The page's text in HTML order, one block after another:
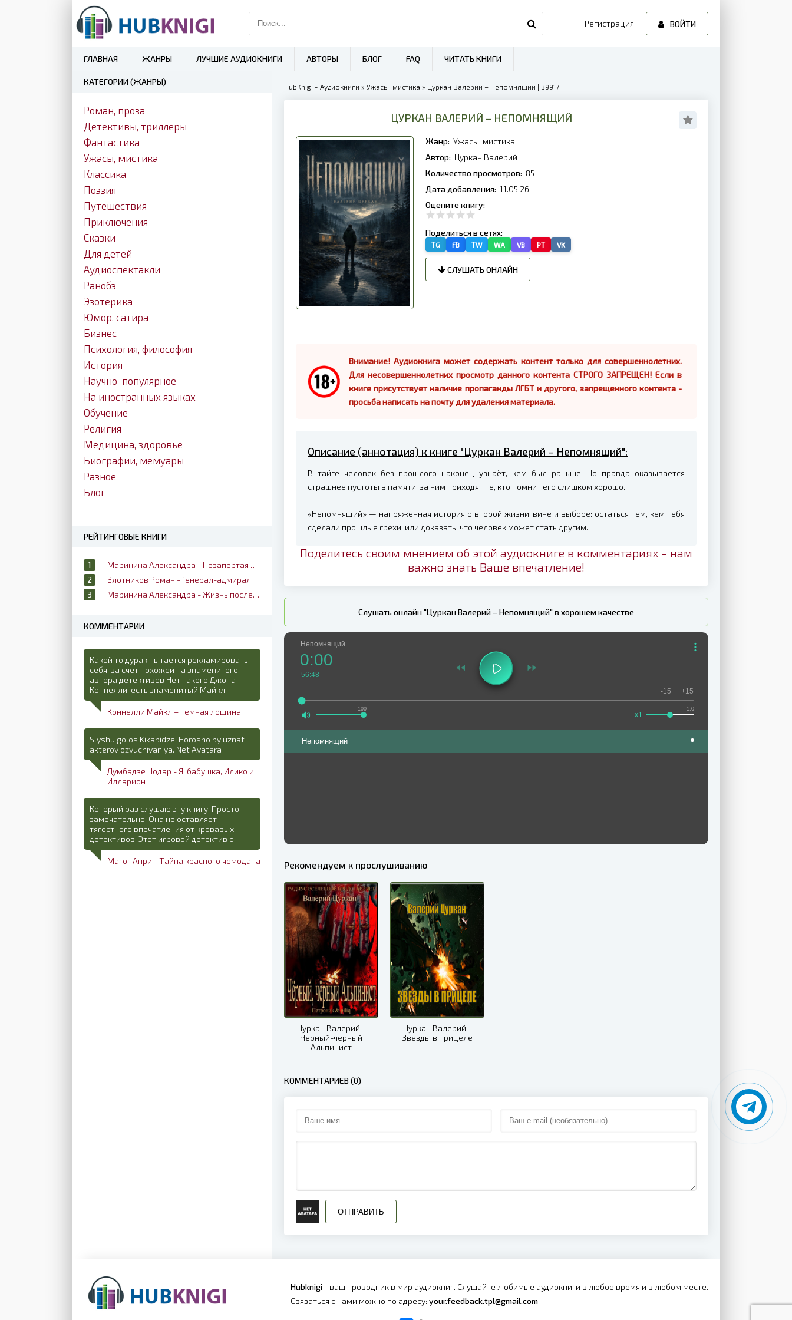
Регистрация ВОЙТИ
ГЛАВНАЯ ЖАНРЫ ЛУЧШИЕ АУДИОКНИГИ АВТОРЫ БЛОГ FAQ ЧИТАТЬ КНИГИ
HubKnigi - Аудиокниги » Ужасы, мистика » Цуркан Валерий – Непомнящий | 39917
ЦУРКАН ВАЛЕРИЙ – НЕПОМНЯЩИЙ
Жанр: Ужасы, мистика
Автор: Цуркан Валерий
Количество просмотров: 85
Дата добавления: 11.05.26
Оцените книгу:
Поделиться в сетях:
TG FB TW WA VB PT VK
СЛУШАТЬ ОНЛАЙН
Внимание! Аудиокнига может содержать контент только для совершеннолетних.
Для несовершеннолетних просмотр данного контента СТРОГО ЗАПРЕЩЕН! Если в
книге присутствует наличие пропаганды ЛГБТ и другого, запрещенного контента -
просьба написать на почту для удаления материала.
Описание (аннотация) к книге "Цуркан Валерий – Непомнящий":
В тайге человек без прошлого наконец узнаёт, кем был раньше. Но правда оказывается
страшнее пустоты в памяти: за ним приходят те, кто помнит его слишком хорошо.
«Непомнящий» — напряжённая история о второй жизни, вине и выборе: остаться тем, кем тебя
сделали прошлые грехи, или доказать, что человек может стать другим.
Поделитесь своим мнением об этой аудиокниге в комментариях - нам
важно знать Ваше впечатление!
Слушать онлайн "Цуркан Валерий – Непомнящий" в хорошем качестве
Непомнящий
100
0:00
56:48
1.0
x1
-15 +15
Непомнящий
Рекомендуем к прослушиванию
Цуркан Валерий -
Чёрный-чёрный
Альпинист
Цуркан Валерий -
Звёзды в прицеле
КОММЕНТАРИЕВ (0)
ОТПРАВИТЬ
КАТЕГОРИИ (ЖАНРЫ)
Роман, проза
Детективы, триллеры
Фантастика
Ужасы, мистика
Классика
Поэзия
Путешествия
Приключения
Сказки
Для детей
Аудиоспектакли
Ранобэ
Эзотерика
Юмор, сатира
Бизнес
Психология, философия
История
Научно-популярное
На иностранных языках
Обучение
Религия
Медицина, здоровье
Биографии, мемуары
Разное
Блог
РЕЙТИНГОВЫЕ КНИГИ
Маринина Александра - Незапертая дверь
Злотников Роман - Генерал-адмирал
Маринина Александра - Жизнь после жизни
КОММЕНТАРИИ
Какой то дурак пытается рекламировать
себя, за счет похожей на знаменитого
автора детективов Нет такого Джона
Коннелли, есть знаменитый Майкл
Коннелли Майкл – Тёмная лощина
Slyshu golos Kikabidze. Horosho by uznat
akterov ozvuchivaniya. Net Avatara
Думбадзе Нодар - Я, бабушка, Илико и
Илларион
Который раз слушаю эту книгу. Просто
замечательно. Она не оставляет
тягостного впечатления от кровавых
детективов. Этот игровой детектив с
Магог Анри - Тайна красного чемодана
Hubknigi - ваш проводник в мир аудиокниг. Слушайте любимые аудиокниги в любое время и в любом месте.
Связаться с нами можно по адресу: your.feedback.tpl@gmail.com